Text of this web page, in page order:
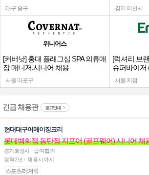
대구 중구 경기 이천시
위니어스
[커버낫] 홍대 플래그십 SPA 의류매
장 매니저,시니어 채용
서울 마포구
[럭셔리 브
슈퍼바이저
서울 지점
긴급 채용관 광고안내
현대대구어메이징크리
롯데백화점 동탄점 지포어 (골프웨어) 시니어 채
경기 화성시
급여협의
경력2년↑ 채용시까지
스포츠/레져류